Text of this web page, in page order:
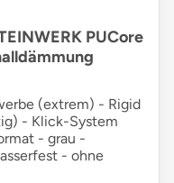
PUCore
(extrem) - Rigid
- Klick-System
- grau -
- ohne